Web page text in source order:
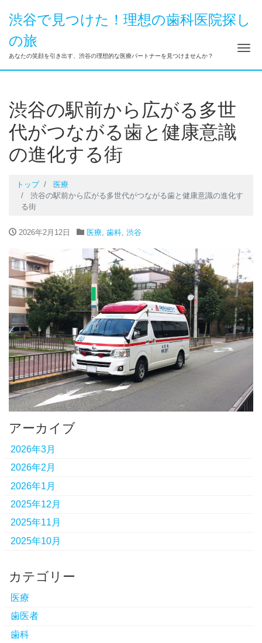
渋谷で見つけた！理想の歯科医院探し
の旅
あなたの笑顔を引き出す、渋谷の理想的な医療パートナーを見つけませんか？ ナ
渋谷の駅前から広がる多世
代がつながる歯と健康意識
の進化する街
トップ
医療
渋谷の駅前から広がる多世代がつながる歯と健康意識の進化す
る街
2026年2月12日 医療, 歯科, 渋谷
アーカイブ
2026年3月
2026年2月
2026年1月
2025年12月
2025年11月
2025年10月
カテゴリー
医療
歯医者
歯科